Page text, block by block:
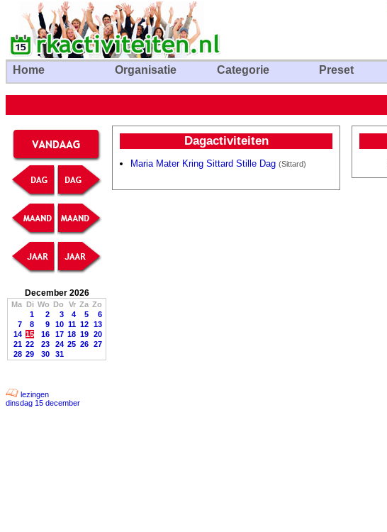
Home Organisatie Categorie Preset
December 2026
Ma Di Wo Do Vr Za Zo
1
2 3 4 5
6
7
8 9 10 11 12 13
14 15 16 17 18 19 20
21 22 23 24 25 26 27
28 29 30 31
lezingen
dinsdag 15 december
Dagactiviteiten
Maria Mater Kring Sittard Stille Dag (Sittard)